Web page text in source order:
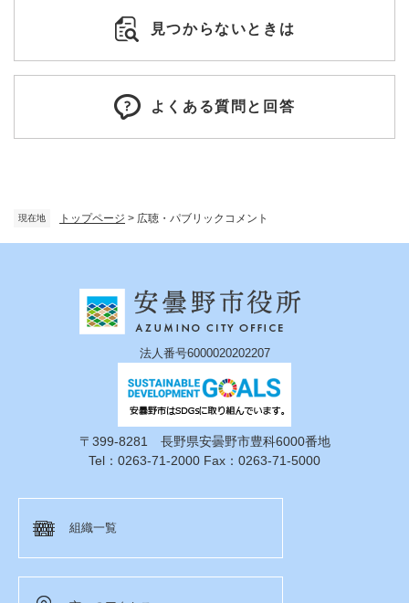
現在地 トップページ > 広聴・パブリックコメント
見つからないときは
よくある質問と回答
法人番号6000020202207
〒399-8281 長野県安曇野市豊科6000番地
Tel：0263-71-2000 Fax：0263-71-5000
組織一覧